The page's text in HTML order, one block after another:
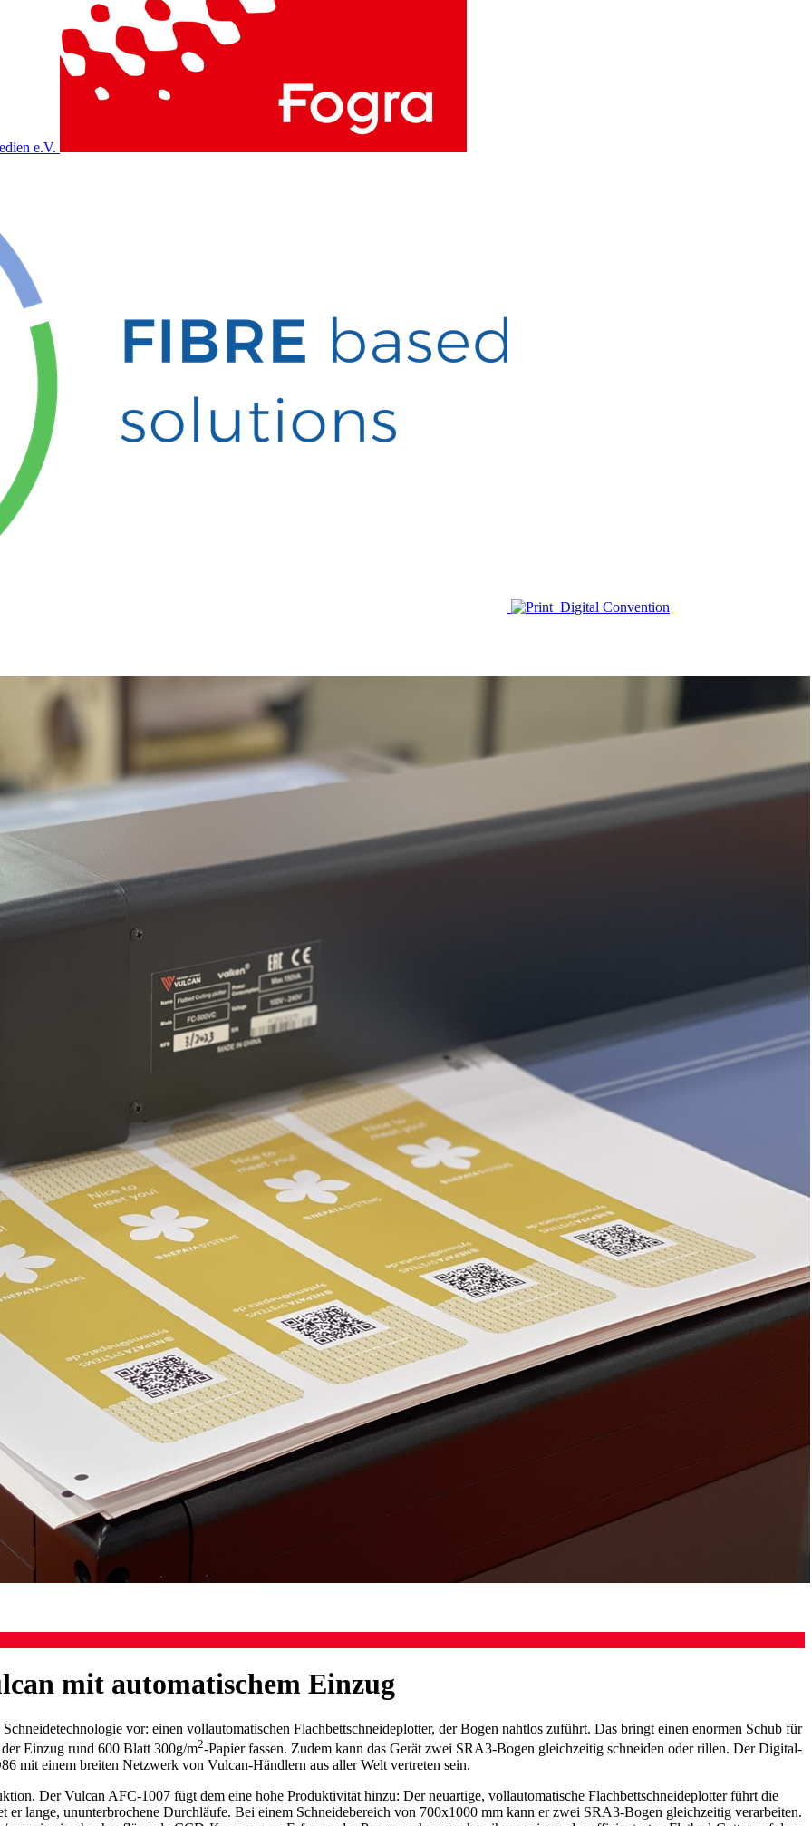
mit automatischem Einzug
vor: einen vollautomatischen Flachbettschneideplotter, der Bogen nahtlos zuführt. Das bringt einen enormen Schub für
Einzug rund 600 Blatt 300g/m2-Papier fassen. Zudem kann das Gerät zwei SRA3-Bogen gleichzeitig schneiden oder rillen. Der Digital-
mit einem breiten Netzwerk von Vulcan-Händlern aus aller Welt vertreten sein.
Der Vulcan AFC-1007 fügt dem eine hohe Produktivität hinzu: Der neuartige, vollautomatische Flachbettschneideplotter führt die
lange, ununterbrochene Durchläufe. Bei einem Schneidebereich von 700x1000 mm kann er zwei SRA3-Bogen gleichzeitig verarbeiten.